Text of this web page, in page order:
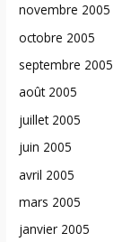
novembre 2005
octobre 2005
septembre 2005
août 2005
juillet 2005
juin 2005
avril 2005
mars 2005
janvier 2005